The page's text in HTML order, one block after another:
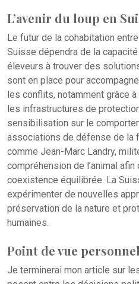
L’avenir du loup en
Le futur de la cohabitation
Suisse dépendra de la
éleveurs à trouver des
sont en place pour
les conflits, notamment grâce
les infrastructures de
sensibilisation sur le
associations de défense de la
comme Jean-Marc Landry,
compréhension de l’animal
coexistence équilibrée. La
expérimenter de nouvelles
préservation de la nature et
humaines.
Point de vue personnel
Je terminerai mon article sur